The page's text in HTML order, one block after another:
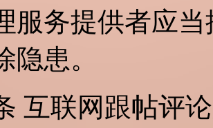
服务提供者应
隐患。
互联网跟帖评